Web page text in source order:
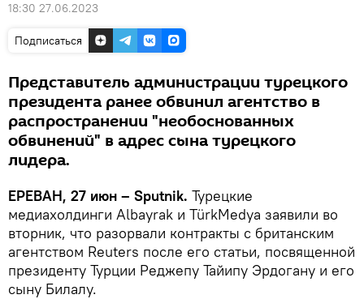
18:30 27.06.2023
Подписаться
Представитель администрации турецкого
президента ранее обвинил агентство в
распространении "необоснованных
обвинений" в адрес сына турецкого
лидера.
ЕРЕВАН, 27 июн – Sputnik. Турецкие
медиахолдинги Albayrak и TürkMedya заявили во
вторник, что разорвали контракты с британским
агентством Reuters после его статьи, посвященной
президенту Турции Реджепу Тайипу Эрдогану и его
сыну Билалу.